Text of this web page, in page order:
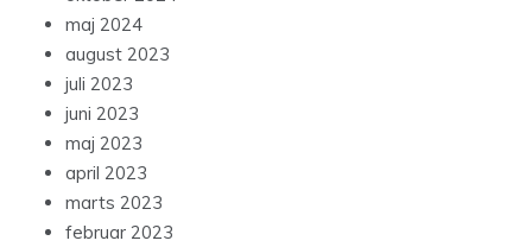
maj 2024
august 2023
juli 2023
juni 2023
maj 2023
april 2023
marts 2023
februar 2023